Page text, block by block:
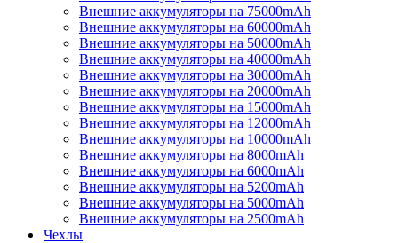
Внешние аккумуляторы на 75000mAh
Внешние аккумуляторы на 60000mAh
Внешние аккумуляторы на 50000mAh
Внешние аккумуляторы на 40000mAh
Внешние аккумуляторы на 30000mAh
Внешние аккумуляторы на 20000mAh
Внешние аккумуляторы на 15000mAh
Внешние аккумуляторы на 12000mAh
Внешние аккумуляторы на 10000mAh
Внешние аккумуляторы на 8000mAh
Внешние аккумуляторы на 6000mAh
Внешние аккумуляторы на 5200mAh
Внешние аккумуляторы на 5000mAh
Внешние аккумуляторы на 2500mAh
Чехлы